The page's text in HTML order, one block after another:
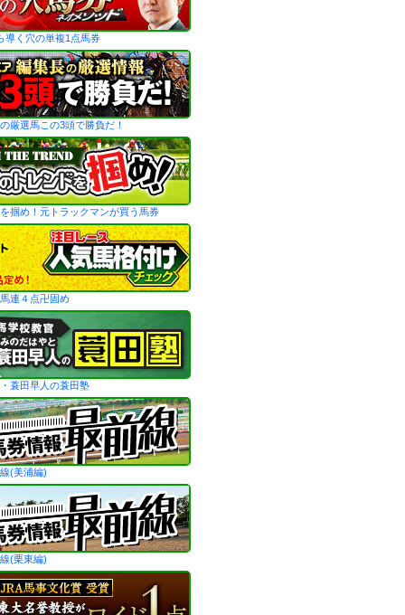
導く穴の単複1点馬券
厳選馬この3頭で勝負だ！
掴め！元トラックマンが買う馬券
連４点卍固め
蓑田早人の蓑田塾
(美浦編)
(栗東編)